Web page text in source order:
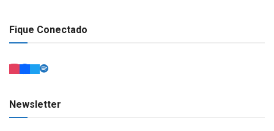
Fique Conectado
Newsletter